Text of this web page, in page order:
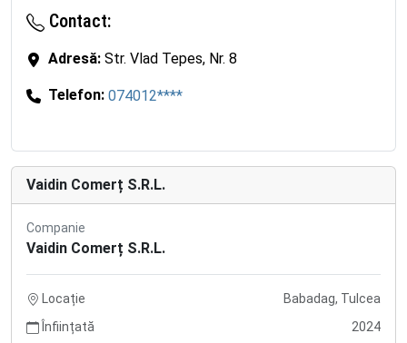
Contact:
Adresă: Str. Vlad Tepes, Nr. 8
Telefon: 074012****
Vaidin Comerț S.R.L.
Companie
Vaidin Comerț S.R.L.
Locație
Babadag, Tulcea
Înființată
2024